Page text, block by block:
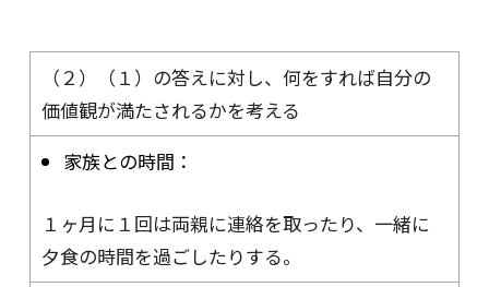
（２）（１）の答えに対し、何をすれば自分の
価値観が満たされるかを考える
家族との時間：
１ヶ月に１回は両親に連絡を取ったり、一緒に
夕食の時間を過ごしたりする。